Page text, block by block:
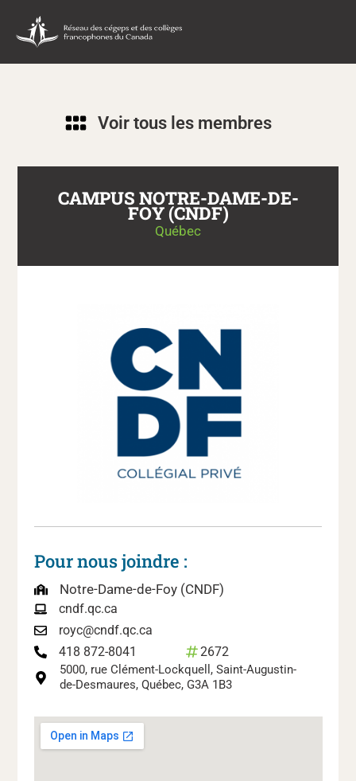
Voir tous les membres
CAMPUS NOTRE-DAME-DE-
FOY (CNDF)
Québec
Pour nous joindre :
Notre-Dame-de-Foy (CNDF)
cndf.qc.ca
royc@cndf.qc.ca
418 872-8041
2672
5000, rue Clément-Lockquell, Saint-Augustin-
de-Desmaures, Québec, G3A 1B3